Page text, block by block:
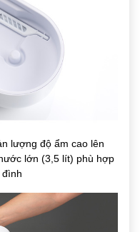
lượng độ ẩm cao lên
lớn (3,5 lít) phù hợp